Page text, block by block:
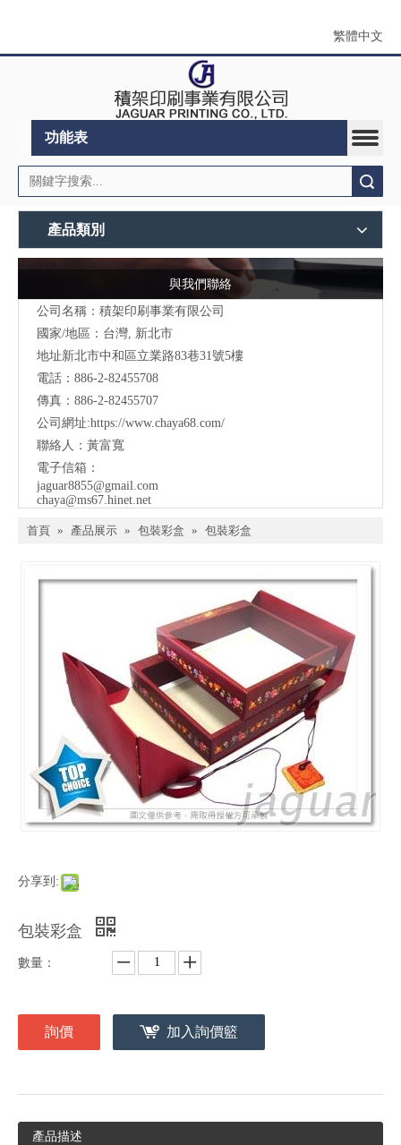
繁體中文
功能表
產品類別
與我們聯絡
公司名稱：積架印刷事業有限公司
國家/地區：台灣, 新北市
地址新北市中和區立業路83巷31號5樓
電話：886-2-82455708
傳真：886-2-82455707
公司網址:https://www.chaya68.com/
聯絡人：黃富寬
電子信箱：
jaguar8855@gmail.com
chaya@ms67.hinet.net
首頁 » 產品展示 » 包裝彩盒 » 包裝彩盒
分享到:
包裝彩盒
數量：
詢價 加入詢價籃
產品描述